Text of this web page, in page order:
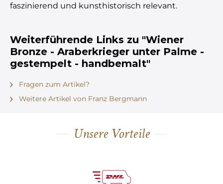
faszinierend und kunsthistorisch relevant.
Weiterführende Links zu "Wiener
Bronze - Araberkrieger unter Palme -
gestempelt - handbemalt"
Fragen zum Artikel?
Weitere Artikel von Franz Bergmann
Unsere Vorteile